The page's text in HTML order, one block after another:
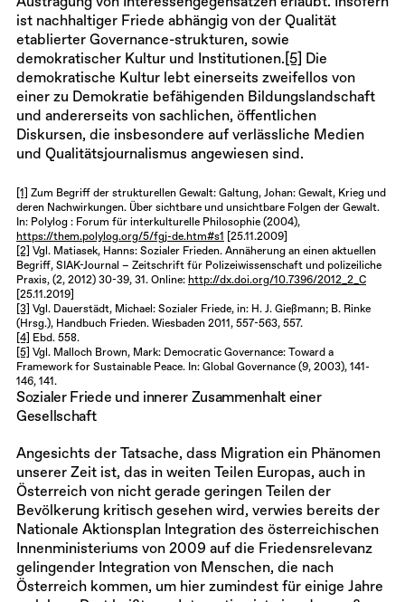
ist nachhaltiger Friede abhängig von der Qualität
etablierter Governance-strukturen, sowie
demokratischer Kultur und Institutionen. [5]
Die
demokratische Kultur lebt einerseits zweifellos von
einer zu Demokratie befähigenden Bildungslandschaft
und andererseits von sachlichen, öffentlichen
Diskursen, die insbesondere auf verlässliche Medien
und Qualitätsjournalismus angewiesen sind.
[1]
Zum Begriff der strukturellen Gewalt: Galtung, Johan: Gewalt, Krieg und
deren Nachwirkungen. Über sichtbare und unsichtbare Folgen der Gewalt.
In: Polylog : Forum für interkulturelle Philosophie (2004),
https://them.polylog.org/5/fgj-de.htm#s1
[25.11.2009]
[2] Vgl. Matiasek, Hanns: Sozialer Frieden. Annäherung an einen aktuellen
Begriff, SIAK-Journal − Zeitschrift für Polizeiwissenschaft und polizeiliche
Praxis, (2, 2012) 30-39, 31. Online: http://dx.doi.org/10.7396/2012_2_C
[25.11.2019]
[3] Vgl. Dauerstädt, Michael: Sozialer Friede, in: H. J. Gießmann; B. Rinke
(Hrsg.), Handbuch Frieden. Wiesbaden 2011, 557-563, 557.
[4]
Ebd. 558.
[5] Vgl. Malloch Brown, Mark: Democratic Governance: Toward a
Framework for Sustainable Peace. In: Global Governance (9, 2003), 141-
146, 141.
Sozialer Friede und innerer Zusammenhalt einer
Gesellschaft
Angesichts der Tatsache, dass Migration ein Phänomen
unserer Zeit ist, das in weiten Teilen Europas, auch in
Österreich von nicht gerade geringen Teilen der
Bevölkerung kritisch gesehen wird, verwies bereits der
Nationale Aktionsplan Integration des österreichischen
Innenministeriums von 2009 auf die Friedensrelevanz
gelingender Integration von Menschen, die nach
Österreich kommen, um hier zumindest für einige Jahre